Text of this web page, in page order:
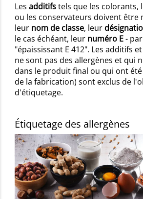
Les additifstels que les colorants,
ou les conservateurs doivent être
leur nom de classe, leur
le cas échéant, leur numéro E-
"épaississant E 412". Les additifs
ne sont pas des allergènes et qui
dans le produit final ou qui ont
de la fabrication) sont exclus de
d'étiquetage.
Étiquetage des allergènes